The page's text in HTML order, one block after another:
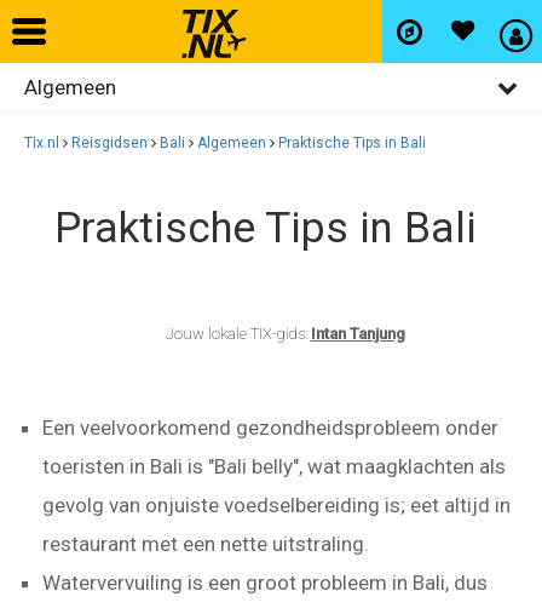
Home
Hotels
Algemeen
Bezienswaardigheden
Uitgaan
Tix.nl Reisgidsen Bali Algemeen Praktische Tips in Bali
Praktische Tips in Bali
Jouw lokale TIX-gids: Intan Tanjung
Een veelvoorkomend gezondheidsprobleem onder
toeristen in Bali is "Bali belly", wat maagklachten als
gevolg van onjuiste voedselbereiding is; eet altijd in
restaurant met een nette uitstraling.
Watervervuiling is een groot probleem in Bali, dus